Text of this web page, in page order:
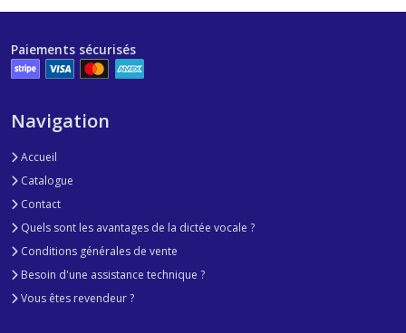
Paiements sécurisés
Navigation
Accueil
Catalogue
Contact
Quels sont les avantages de la dictée vocale ?
Conditions générales de vente
Besoin d'une assistance technique ?
Vous êtes revendeur ?